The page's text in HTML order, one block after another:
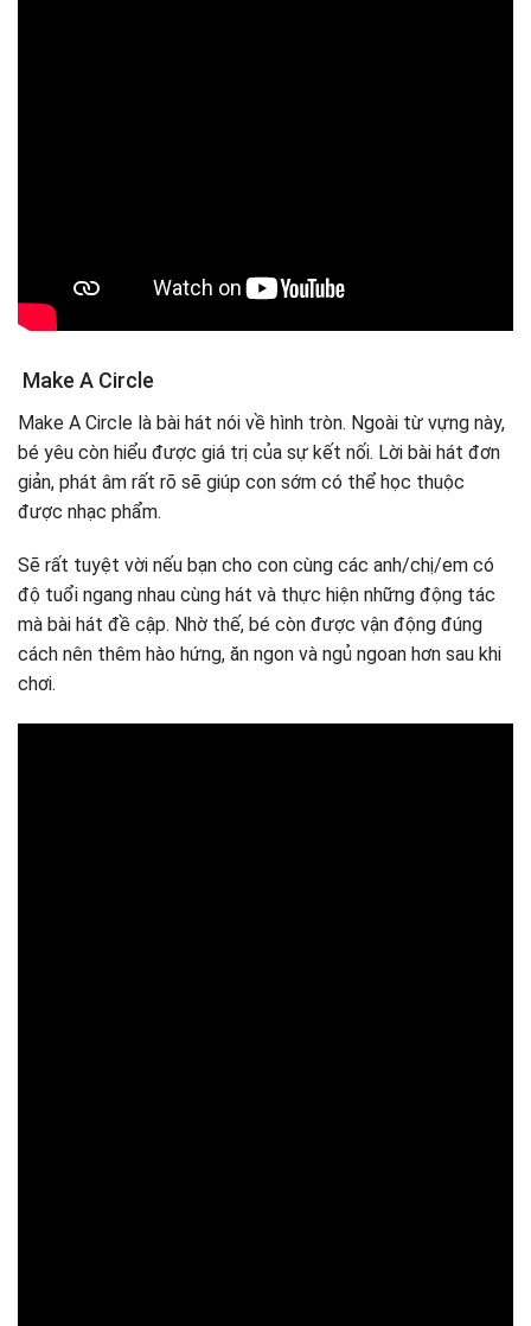
Make A Circle
Make A Circle là bài hát nói về hình tròn. Ngoài từ vựng này,
bé yêu còn hiểu được giá trị của sự kết nối. Lời bài hát đơn
giản, phát âm rất rõ sẽ giúp con sớm có thể học thuộc
được nhạc phẩm.
Sẽ rất tuyệt vời nếu bạn cho con cùng các anh/chị/em có
độ tuổi ngang nhau cùng hát và thực hiện những động tác
mà bài hát đề cập. Nhờ thế, bé còn được vận động đúng
cách nên thêm hào hứng, ăn ngon và ngủ ngoan hơn sau khi
chơi.